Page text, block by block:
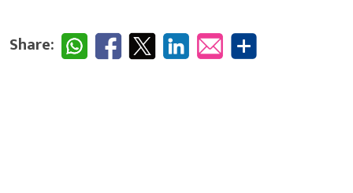
Share: